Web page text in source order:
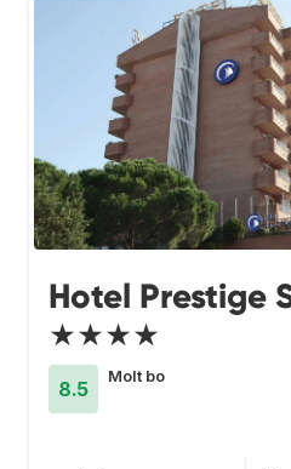
Hotel Prestige
★★★★
8.5
Molt bo